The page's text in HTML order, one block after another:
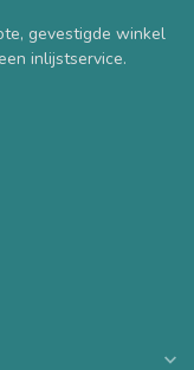
gevestigde winkel
inlijstservice.